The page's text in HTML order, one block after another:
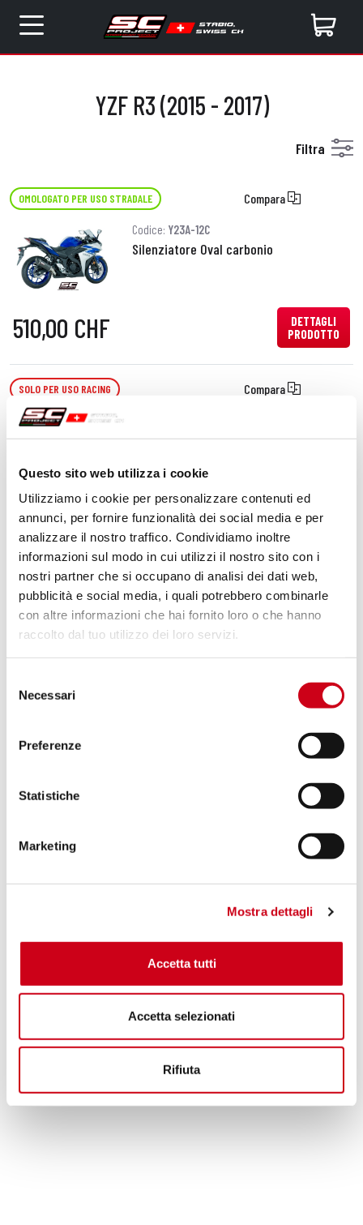
Questo sito web utilizza i cookie
Utilizziamo i cookie per personalizzare contenuti ed
annunci, per fornire funzionalità dei social media e per
analizzare il nostro traffico. Condividiamo inoltre
informazioni sul modo in cui utilizzi il nostro sito con i
nostri partner che si occupano di analisi dei dati web,
pubblicità e social media, i quali potrebbero combinarle
con altre informazioni che hai fornito loro o che hanno
raccolto dal tuo utilizzo dei loro servizi.
delNecessari
Preferenze
Statistiche
Marketing
Mostra dettagli
Accetta tutti
Accetta selezionati
Rifiuta
YZF R3 (2015 - 2017)
Filtra
OMOLOGATO PER USO STRADALE Compara
Codice: Y23A-12C
Silenziatore Oval carbonio
510,00 CHF
DETTAGLI
PRODOTTO
SOLO PER USO RACING Compara
Silenziatore CR-T titanio
620,00 CHF
PRODOTTO